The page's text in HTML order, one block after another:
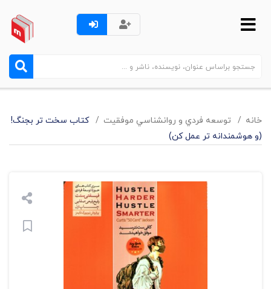
خانه توسعه فردي و روانشناسي موفقيت
کتاب سخت تر بجنگ!
(و هوشمندانه تر عمل کن)